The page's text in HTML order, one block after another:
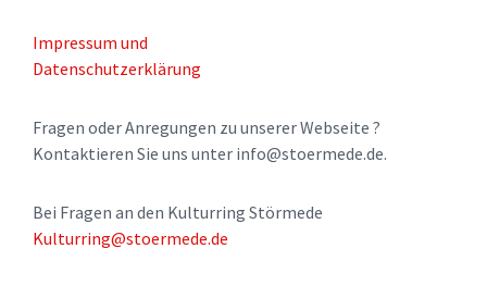
Impressum und
Datenschutzerklärung
Fragen oder Anregungen zu unserer Webseite ?
Kontaktieren Sie uns unter info@stoermede.de.
Bei Fragen an den Kulturring Störmede
Kulturring@stoermede.de